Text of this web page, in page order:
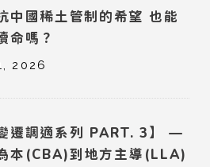
中國稀土管制的希望 也能
命嗎？
2026
變遷調適系列 PART. 3】 —
本(CBA)到地方主導(LLA)